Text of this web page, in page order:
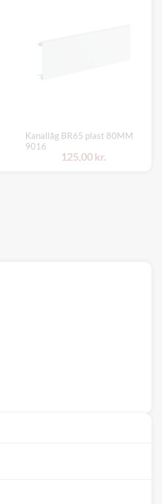
Kanallåg BR65 plast 80MM
9016
125,00 kr.